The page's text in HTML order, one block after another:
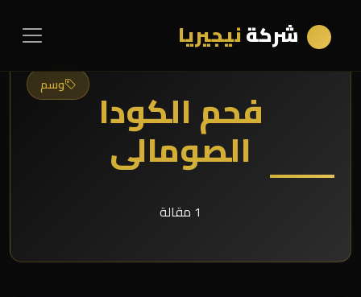
شركةنيجيريا
وسم فحم الكودا
الصومالى
1 مقالة